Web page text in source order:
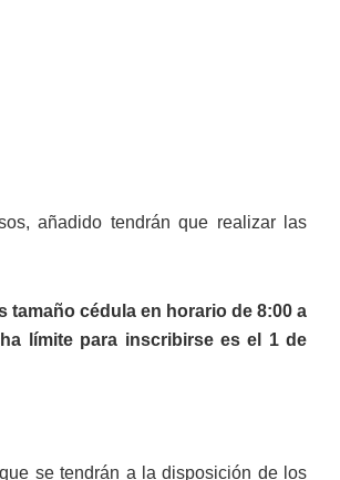
añadido tendrán que realizar las
tamaño cédula en horario de 8:00 a
límite para inscribirse es el 1 de
se tendrán a la disposición de los